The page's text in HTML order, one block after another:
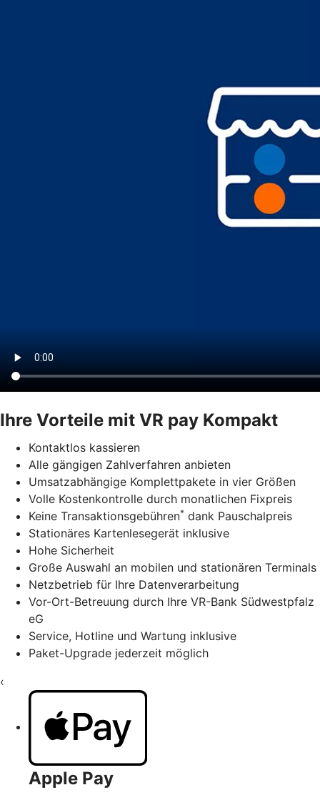
Ihre Vorteile mit VR pay Kompakt
Kontaktlos kassieren
Alle gängigen Zahlverfahren anbieten
Umsatzabhängige Komplettpakete in vier Größen
Volle Kostenkontrolle durch monatlichen Fixpreis
Keine Transaktionsgebühren* dank Pauschalpreis
Stationäres Kartenlesegerät inklusive
Hohe Sicherheit
Große Auswahl an mobilen und stationären Terminals
Netzbetrieb für Ihre Datenverarbeitung
Vor-Ort-Betreuung durch Ihre VR-Bank Südwestpfalz
eG
Service, Hotline und Wartung inklusive
Paket-Upgrade jederzeit möglich
‹
Apple Pay